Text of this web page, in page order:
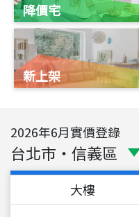
降價宅
新上架
2026年6月實價登錄
台北市 ・ 信義區
大樓